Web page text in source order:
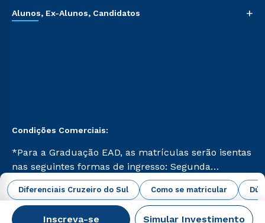
Diferenciais Cruzeiro do Sul Como se matricular
Inscreva-se Simular Investimento
Alunos, Ex-Alunos, Candidatos +
Condições Comerciais:
*Para a Graduação EAD, as matrículas serão isentas
nas seguintes formas de ingresso: Segunda
Graduação, Segunda Graduação 2.0 e Transferência.
Já para as demais, a taxa de matrícula será de R$
49. *Para a Pós-graduação EAD, as ofertas
abrir todas as condições vigentes